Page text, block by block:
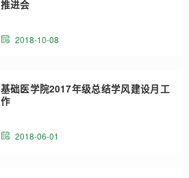
推进会
2018-10-08
基础医学院2017年级总结学风建设月工
作
2018-06-01